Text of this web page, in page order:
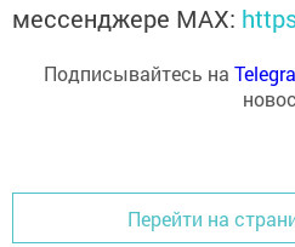
мессенджере MАХ:
Подписывайтесь на
Перейти на